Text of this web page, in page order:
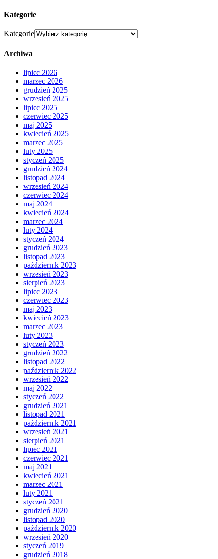
Kategorie
Kategorie
Archiwa
lipiec 2026
marzec 2026
grudzień 2025
wrzesień 2025
lipiec 2025
czerwiec 2025
maj 2025
kwiecień 2025
marzec 2025
luty 2025
styczeń 2025
grudzień 2024
listopad 2024
wrzesień 2024
czerwiec 2024
maj 2024
kwiecień 2024
marzec 2024
luty 2024
styczeń 2024
grudzień 2023
listopad 2023
październik 2023
wrzesień 2023
sierpień 2023
lipiec 2023
czerwiec 2023
maj 2023
kwiecień 2023
marzec 2023
luty 2023
styczeń 2023
grudzień 2022
listopad 2022
październik 2022
wrzesień 2022
maj 2022
styczeń 2022
grudzień 2021
listopad 2021
październik 2021
wrzesień 2021
sierpień 2021
lipiec 2021
czerwiec 2021
maj 2021
kwiecień 2021
marzec 2021
luty 2021
styczeń 2021
grudzień 2020
listopad 2020
październik 2020
wrzesień 2020
styczeń 2019
grudzień 2018